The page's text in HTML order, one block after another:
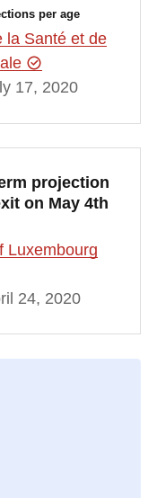
per age
la Santé et de
17, 2020
projection
on May 4th
Luxembourg
24, 2020